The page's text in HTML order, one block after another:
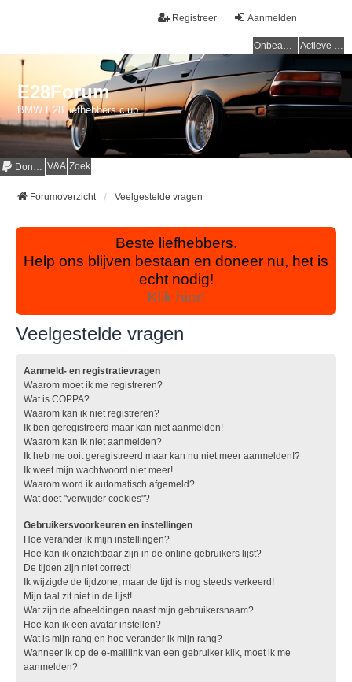
Aanmelden
Registreer
Onbeantwoorde onderwerpen Actieve onderwerpen
E28Forum
BMW E28 liefhebbers club
Donaties V&A Zoek
Forumoverzicht Veelgestelde vragen
Beste liefhebbers.
Help ons blijven bestaan en doneer nu, het is
echt nodig!
Klik hier!
Veelgestelde vragen
Aanmeld- en registratievragen
Waarom moet ik me registreren?
Wat is COPPA?
Waarom kan ik niet registreren?
Ik ben geregistreerd maar kan niet aanmelden!
Waarom kan ik niet aanmelden?
Ik heb me ooit geregistreerd maar kan nu niet meer aanmelden!?
Ik weet mijn wachtwoord niet meer!
Waarom word ik automatisch afgemeld?
Wat doet "verwijder cookies"?
Gebruikersvoorkeuren en instellingen
Hoe verander ik mijn instellingen?
Hoe kan ik onzichtbaar zijn in de online gebruikers lijst?
De tijden zijn niet correct!
Ik wijzigde de tijdzone, maar de tijd is nog steeds verkeerd!
Mijn taal zit niet in de lijst!
Wat zijn de afbeeldingen naast mijn gebruikersnaam?
Hoe kan ik een avatar instellen?
Wat is mijn rang en hoe verander ik mijn rang?
Wanneer ik op de e-maillink van een gebruiker klik, moet ik me
aanmelden?